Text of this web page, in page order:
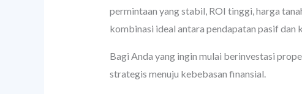
permintaan yang stabil, ROI tinggi, harga
kombinasi ideal antara pendapatan pasif dan
Bagi Anda yang ingin mulai berinvestasi
strategis menuju kebebasan finansial.